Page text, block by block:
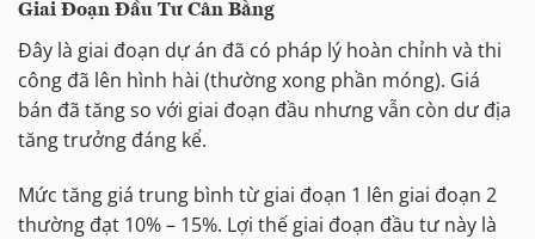
Giai Đoạn Đầu Tư Cân Bằng
Đây là giai đoạn dự án đã có pháp lý hoàn chỉnh và thi
công đã lên hình hài (thường xong phần móng). Giá
bán đã tăng so với giai đoạn đầu nhưng vẫn còn dư địa
tăng trưởng đáng kể.
Mức tăng giá trung bình từ giai đoạn 1 lên giai đoạn 2
thường đạt 10% – 15%. Lợi thế giai đoạn đầu tư này là